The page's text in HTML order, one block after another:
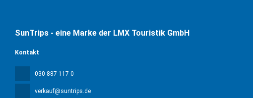
SunTrips - eine Marke der LMX Touristik GmbH
Kontakt
030-887 117 0
verkauf@suntrips.de